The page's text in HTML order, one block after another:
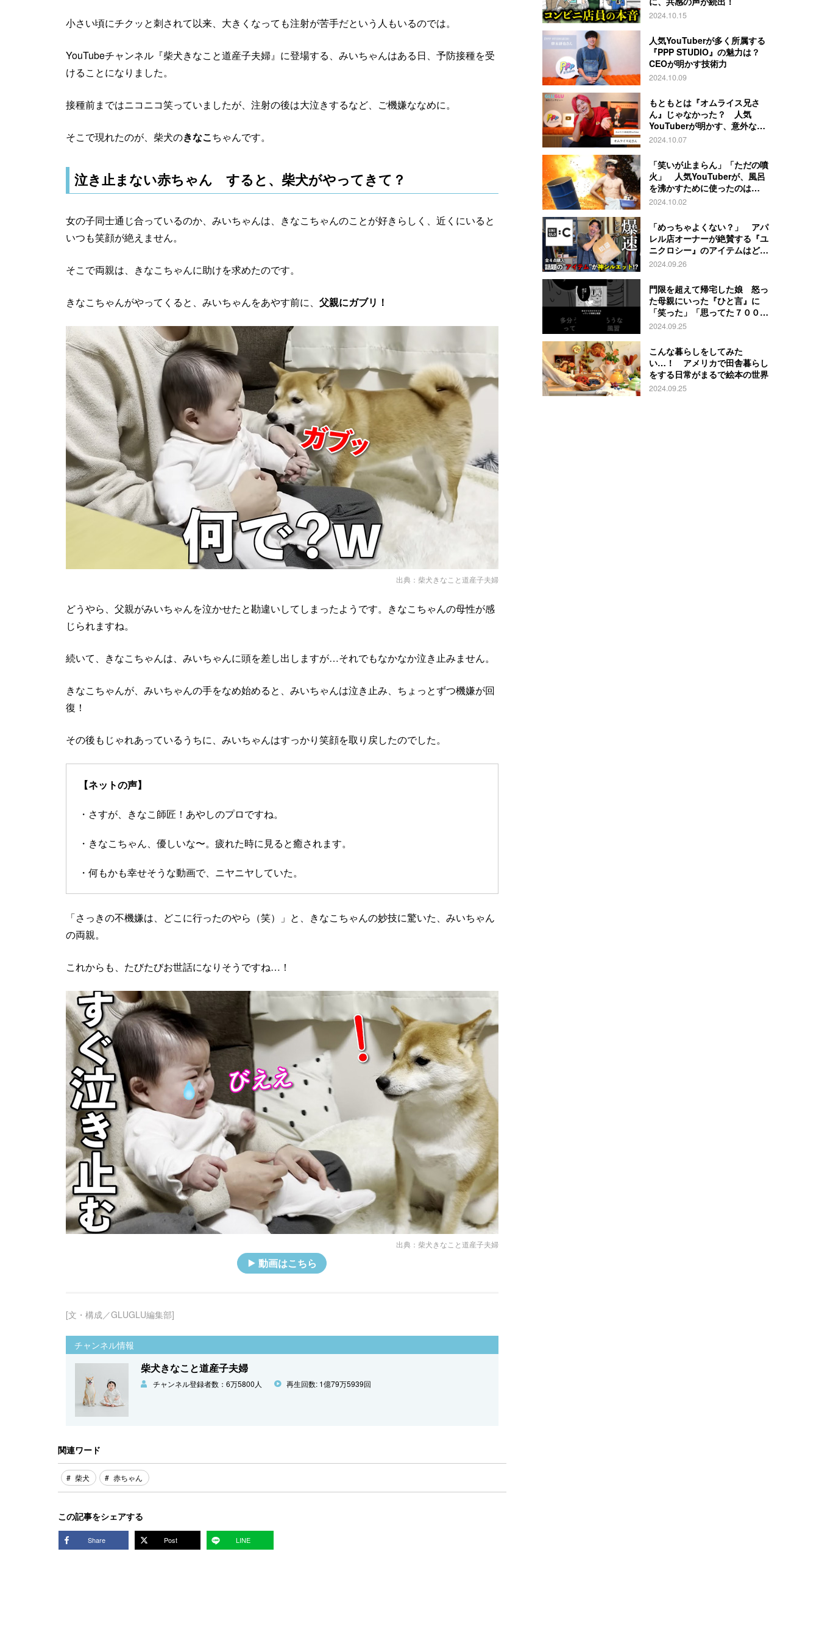
小さい頃にチクッと刺されて以来、大きくなっても注射が苦手だという人もいるのでは。
YouTubeチャンネル『柴犬きなこと道産子夫婦』に登場する、みいちゃんはある日、予防接種を受
けることになりました。
接種前まではニコニコ笑っていましたが、注射の後は大泣きするなど、ご機嫌ななめに。
そこで現れたのが、柴犬のきなこちゃんです。
泣き止まない赤ちゃん すると、柴犬がやってきて？
女の子同士通じ合っているのか、みいちゃんは、きなこちゃんのことが好きらしく、近くにいると
いつも笑顔が絶えません。
そこで両親は、きなこちゃんに助けを求めたのです。
きなこちゃんがやってくると、みいちゃんをあやす前に、 父親にガブリ！
出典： 柴犬きなこと道産子夫婦
どうやら、父親がみいちゃんを泣かせたと勘違いしてしまったようです。きなこちゃんの母性が感
じられますね。
続いて、きなこちゃんは、みいちゃんに頭を差し出しますが…それでもなかなか泣き止みません。
きなこちゃんが、みいちゃんの手をなめ始めると、みいちゃんは泣き止み、ちょっとずつ機嫌が回
復！
その後もじゃれあっているうちに、みいちゃんはすっかり笑顔を取り戻したのでした。
【ネットの声】
・さすが、きなこ師匠！あやしのプロですね。
・きなこちゃん、優しいな〜。疲れた時に見ると癒されます。
・何もかも幸せそうな動画で、ニヤニヤしていた。
「さっきの不機嫌は、どこに行ったのやら（笑）」と、きなこちゃんの妙技に驚いた、みいちゃん
の両親。
これからも、たびたびお世話になりそうですね…！
出典： 柴犬きなこと道産子夫婦
動画はこちら
[文・構成／GLUGLU編集部]
チャンネル情報
柴犬きなこと道産子夫婦
チャンネル登録者数：6万5800人 再生回数: 1億79万5939回
関連ワード
柴犬 赤ちゃん
この記事をシェアする
Share Post LINE
2024.10.15
人気YouTuberが多く所属する
『PPP STUDIO』の魅力は？
CEOが明かす技術力
2024.10.09
もともとは『オムライス兄さ
ん』じゃなかった？ 人気
YouTuberが明かす、意外な過
去とは
2024.10.07
「笑いが止まらん」「ただの噴
火」 人気YouTuberが、風呂
を沸かすために使ったのは…
2024.10.02
「めっちゃよくない？」 アパ
レル店オーナーが絶賛する『ユ
ニクロシー』のアイテムはど
れ？
2024.09.26
門限を超えて帰宅した娘 怒っ
た母親にいった『ひと言』に
「笑った」「思ってた７００倍
特殊」
2024.09.25
こんな暮らしをしてみた
い…！ アメリカで田舎暮らし
をする日常がまるで絵本の世界
2024.09.25